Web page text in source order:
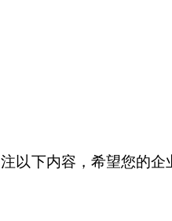
以下内容，希望您的